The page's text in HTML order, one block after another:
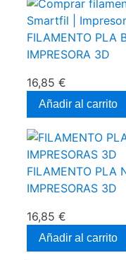
FILAMENTO PLA
IMPRESORA 3D
16,85 €
Añadir al carrito
FILAMENTO PLA
IMPRESORAS 3D
16,85 €
Añadir al carrito